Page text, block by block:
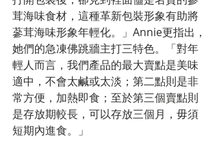
茸海味食材，這種革新包裝形象有助將
蔘茸海味形象年輕化。」Annie更指出，
她們的急凍佛跳牆主打三特色。「對年
輕人而言，我們產品的最大賣點是美味
適中，不會太鹹或太淡；第二點則是非
常方便，加熱即食；至於第三個賣點則
是存放期較長，可以存放三個月，毋須
短期內進食。」